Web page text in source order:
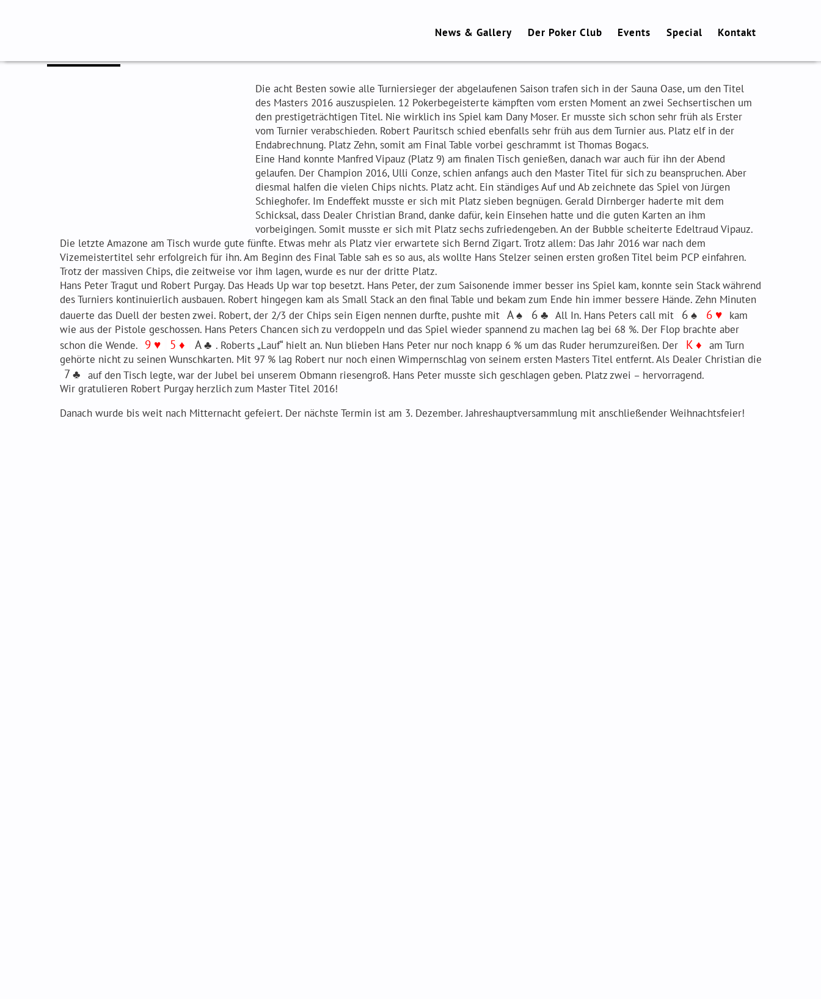
News & Gallery Der Poker Club Events Special Kontakt
Die acht Besten sowie alle Turniersieger der abgelaufenen Saison trafen sich in der Sauna Oase, um den Titel
des Masters 2016 auszuspielen. 12 Pokerbegeisterte kämpften vom ersten Moment an zwei Sechsertischen um
den prestigeträchtigen Titel. Nie wirklich ins Spiel kam Dany Moser. Er musste sich schon sehr früh als Erster
vom Turnier verabschieden. Robert Pauritsch schied ebenfalls sehr früh aus dem Turnier aus. Platz elf in der
Endabrechnung. Platz Zehn, somit am Final Table vorbei geschrammt ist Thomas Bogacs.
Eine Hand konnte Manfred Vipauz (Platz 9) am finalen Tisch genießen, danach war auch für ihn der Abend
gelaufen. Der Champion 2016, Ulli Conze, schien anfangs auch den Master Titel für sich zu beanspruchen. Aber
diesmal halfen die vielen Chips nichts. Platz acht. Ein ständiges Auf und Ab zeichnete das Spiel von Jürgen
Schieghofer. Im Endeffekt musste er sich mit Platz sieben begnügen. Gerald Dirnberger haderte mit dem
Schicksal, dass Dealer Christian Brand, danke dafür, kein Einsehen hatte und die guten Karten an ihm
vorbeigingen. Somit musste er sich mit Platz sechs zufriedengeben. An der Bubble scheiterte Edeltraud Vipauz.
Die letzte Amazone am Tisch wurde gute fünfte. Etwas mehr als Platz vier erwartete sich Bernd Zigart. Trotz allem: Das Jahr 2016 war nach dem
Vizemeistertitel sehr erfolgreich für ihn. Am Beginn des Final Table sah es so aus, als wollte Hans Stelzer seinen ersten großen Titel beim PCP einfahren.
Trotz der massiven Chips, die zeitweise vor ihm lagen, wurde es nur der dritte Platz.
Hans Peter Tragut und Robert Purgay. Das Heads Up war top besetzt. Hans Peter, der zum Saisonende immer besser ins Spiel kam, konnte sein Stack während
des Turniers kontinuierlich ausbauen. Robert hingegen kam als Small Stack an den final Table und bekam zum Ende hin immer bessere Hände. Zehn Minuten
dauerte das Duell der besten zwei. Robert, der 2/3 der Chips sein Eigen nennen durfte, pushte mit A ♠ 6 ♣ All In. Hans Peters call mit 6 ♠ 6 ♥
kam
wie aus der Pistole geschossen. Hans Peters Chancen sich zu verdoppeln und das Spiel wieder spannend zu machen lag bei 68 %. Der Flop brachte aber
schon die Wende. 9 ♥ 5 ♦ A ♣ . Roberts „Lauf“ hielt an. Nun blieben Hans Peter nur noch knapp 6 % um das Ruder herumzureißen. Der K ♦ am Turn
gehörte nicht zu seinen Wunschkarten. Mit 97 % lag Robert nur noch einen Wimpernschlag von seinem ersten Masters Titel entfernt. Als Dealer Christian die
7 ♣ auf den Tisch legte, war der Jubel bei unserem Obmann riesengroß. Hans Peter musste sich geschlagen geben. Platz zwei – hervorragend.
Wir gratulieren Robert Purgay herzlich zum Master Titel 2016!
Danach wurde bis weit nach Mitternacht gefeiert. Der nächste Termin ist am 3. Dezember. Jahreshauptversammlung mit anschließender Weihnachtsfeier!